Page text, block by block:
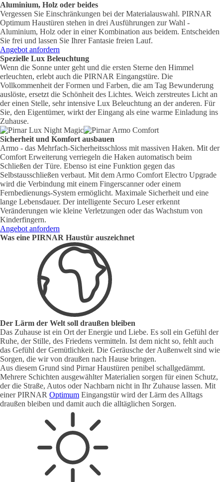
Aluminium, Holz oder beides
Vergessen Sie Einschränkungen bei der Materialauswahl. PIRNAR
Optimum Haustüren stehen in drei Ausführungen zur Wahl -
Aluminium, Holz oder in einer Kombination aus beidem. Entscheiden
Sie frei und lassen Sie Ihrer Fantasie freien Lauf.
Angebot anfordern
Spezielle Lux Beleuchtung
Wenn die Sonne unter geht und die ersten Sterne den Himmel
erleuchten, erlebt auch die PIRNAR Eingangstüre. Die
Vollkommenheit der Formen und Farben, die am Tag Bewunderung
auslöste, ersetzt die Schönheit des Lichtes. Weich zerstreutes Licht an
der einen Stelle, sehr intensive Lux Beleuchtung an der anderen. Für
Sie, den Eigentümer, wirkt der Eingang als eine warme Einladung ins
Zuhause.
Sicherheit und Komfort ausbauen
Armo - das Mehrfach-Sicherheitsschloss mit massiven Haken. Mit der
Comfort Erweiterung verriegeln die Haken automatisch beim
Schließen der Türe. Ebenso ist eine Funktion gegen das
Selbstausschließen verbaut. Mit dem Armo Comfort Electro Upgrade
wird die Verbindung mit einem Fingerscanner oder einem
Fernbedienungs-System ermöglicht. Maximale Sicherheit und eine
lange Lebensdauer. Der intelligente Securo Leser erkennt
Veränderungen wie kleine Verletzungen oder das Wachstum von
Kinderfingern.
Angebot anfordern
Was eine PIRNAR Haustür auszeichnet
Der Lärm der Welt soll draußen bleiben
Das Zuhause ist ein Ort der Energie und Liebe. Es soll ein Gefühl der
Ruhe, der Stille, des Friedens vermitteln. Ist dem nicht so, fehlt auch
das Gefühl der Gemütlichkeit. Die Geräusche der Außenwelt sind wie
Sorgen, die wir von draußen nach Hause bringen.
Aus diesem Grund sind Pirnar Haustüren penibel schallgedämmt.
Mehrere Schichten ausgewählter Materialien sorgen für einen Schutz,
der die Straße, Autos oder Nachbarn nicht in Ihr Zuhause lassen. Mit
einer PIRNAR Optimum Eingangstür wird der Lärm des Alltags
draußen bleiben und damit auch die alltäglichen Sorgen.